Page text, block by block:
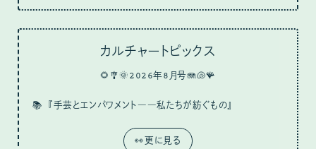
カルチャートピックス
🌻🎐🌞2026年8月号🪼🐚🪸
📚 『手芸とエンパワメント――私たちが紡ぐもの』
👀更に見る